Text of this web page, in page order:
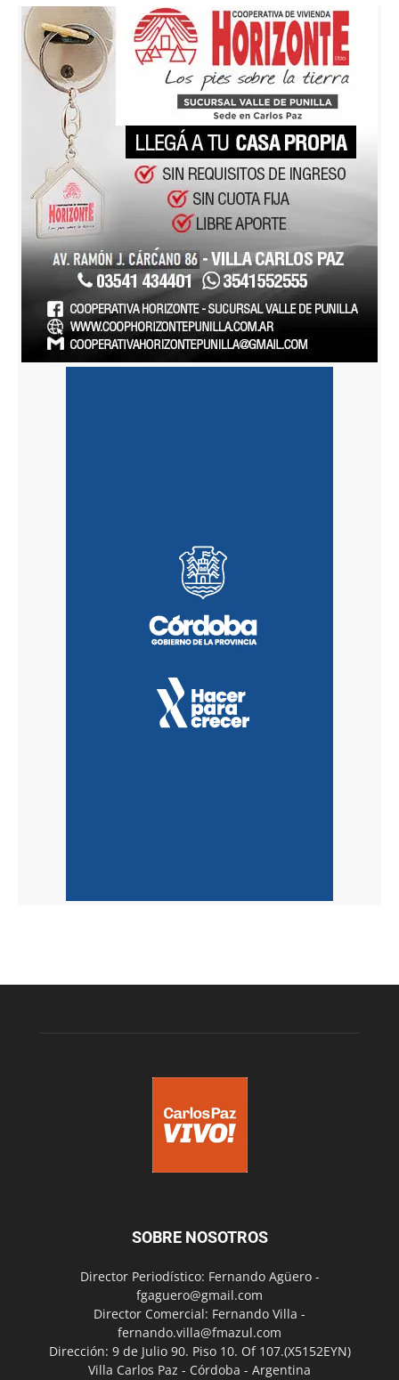
SOBRE NOSOTROS
Director Periodístico: Fernando Agüero -
fgaguero@gmail.com
Director Comercial: Fernando Villa -
fernando.villa@fmazul.com
Dirección: 9 de Julio 90. Piso 10. Of 107.(X5152EYN)
Villa Carlos Paz - Córdoba - Argentina